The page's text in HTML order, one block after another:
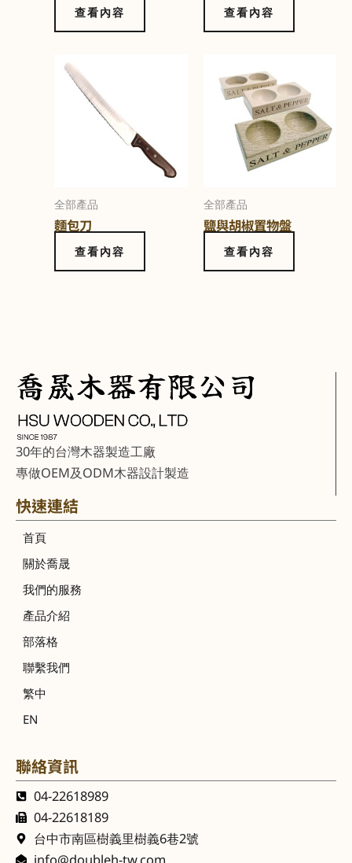
查看內容 查看內容
全部產品
麵包刀
查看內容
全部產品
鹽與胡椒置物盤
查看內容
30年的台灣木器製造工廠
專做OEM及ODM木器設計製造
快速連結
首頁
關於喬晟
我們的服務
產品介紹
部落格
聯繫我們
繁中
EN
聯絡資訊
04-22618989
04-22618189
台中市南區樹義里樹義6巷2號